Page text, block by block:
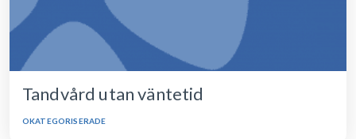
Tandvård utan väntetid
OKATEGORISERADE